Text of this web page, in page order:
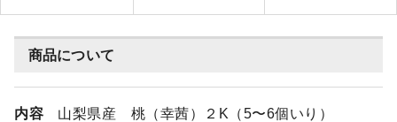
商品について
内容 山梨県産 桃（幸茜）２K（5〜6個いり）